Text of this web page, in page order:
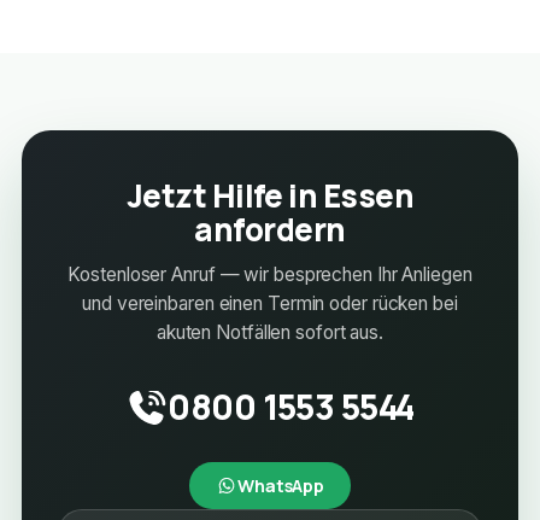
Jetzt Hilfe in Essen
anfordern
Kostenloser Anruf — wir besprechen Ihr Anliegen
und vereinbaren einen Termin oder rücken bei
akuten Notfällen sofort aus.
0800 1553 5544
WhatsApp